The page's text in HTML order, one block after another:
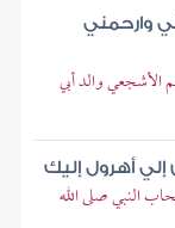
وارحمني
والد أبي
أهرول إليك
النبي صلى الله